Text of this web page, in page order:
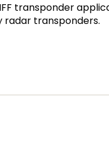
transponder
radar transponders.